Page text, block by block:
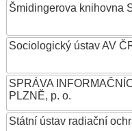
Šmidingerova knihovna
Sociologický ústav AV
SPRÁVA
PLZNĚ, p. o.
Státní ústav radiační